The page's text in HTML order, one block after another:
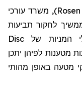
), משרד עורכי
לחקור תביעות
המניות של Disc
מטענות לפיהן יתכן
מטעה באופן מהותי